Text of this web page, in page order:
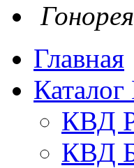
Главная
КВД
КВД